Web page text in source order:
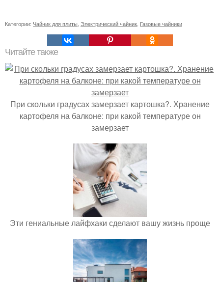
Категории: Чайник для плиты Электрический чайник Газовые чайники
Читайте также
При скольки градусах замерзает картошка?. Хранение
картофеля на балконе: при какой температуре он
замерзает
Эти гениальные лайфхаки сделают вашу жизнь проще